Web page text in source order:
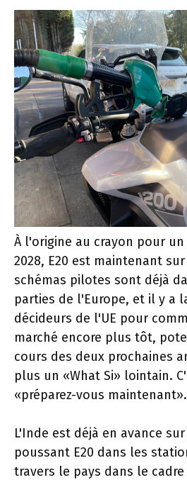
À l'origine au crayon pour
2028, E20 est maintenant
schémas pilotes sont déjà
parties de l'Europe, et il y a
décideurs de l'UE pour
marché encore plus tôt,
cours des deux prochaines
plus un «What Si» lointain.
«préparez-vous maintenant».
L'Inde est déjà en avance
poussant E20 dans les
travers le pays dans le